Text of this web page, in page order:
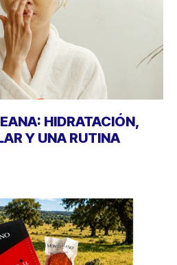
HIDRATACIÓN,
Y UNA RUTINA